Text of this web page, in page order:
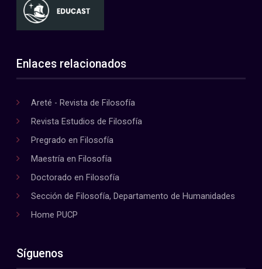
Enlaces relacionados
Areté - Revista de Filosofía
Revista Estudios de Filosofía
Pregrado en Filosofía
Maestría en Filosofía
Doctorado en Filosofía
Sección de Filosofía, Departamento de Humanidades
Home PUCP
Síguenos